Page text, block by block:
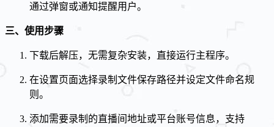
通过弹窗或通知提醒用户。
三、使用步骤
下载后解压，无需复杂安装，直接运行主程序。
在设置页面选择录制文件保存路径并设定文件命名规
则。
添加需要录制的直播间地址或平台账号信息，支持